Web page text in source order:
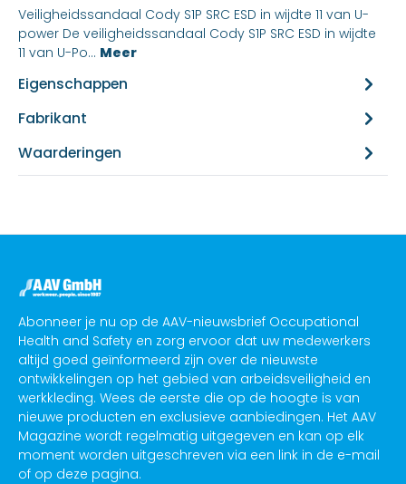
Veiligheidssandaal Cody S1P SRC ESD in wijdte 11 van U-
power De veiligheidssandaal Cody S1P SRC ESD in wijdte
11 van U-Po... Meer
Eigenschappen
Fabrikant
Waarderingen
Abonneer je nu op de AAV-nieuwsbrief Occupational
Health and Safety en zorg ervoor dat uw medewerkers
altijd goed geïnformeerd zijn over de nieuwste
ontwikkelingen op het gebied van arbeidsveiligheid en
werkkleding. Wees de eerste die op de hoogte is van
nieuwe producten en exclusieve aanbiedingen. Het AAV
Magazine wordt regelmatig uitgegeven en kan op elk
moment worden uitgeschreven via een link in de e-mail
of op deze pagina.